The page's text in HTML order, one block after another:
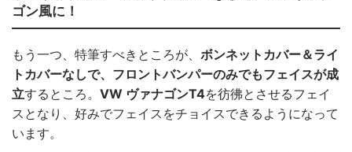
ゴン風に！
もう一つ、特筆すべきところが、 ボンネットカバー＆ライ
トカバーなしで、フロントバンパーのみでもフェイスが成
立するところ。 VW ヴァナゴンT4を彷彿とさせるフェイ
スとなり、好みでフェイスをチョイスできるようになって
います。